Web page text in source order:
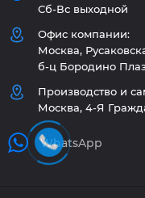
Сб-Вс выходной
Офис компании:
Москва,
б-ц Бородино
Производство и
Москва, 4-Я
WhatsApp